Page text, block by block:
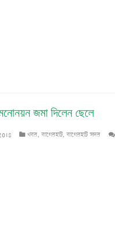
জমা দিলেন ছেলে
খবর,বাগেরহাট,বাগেরহাট সদর